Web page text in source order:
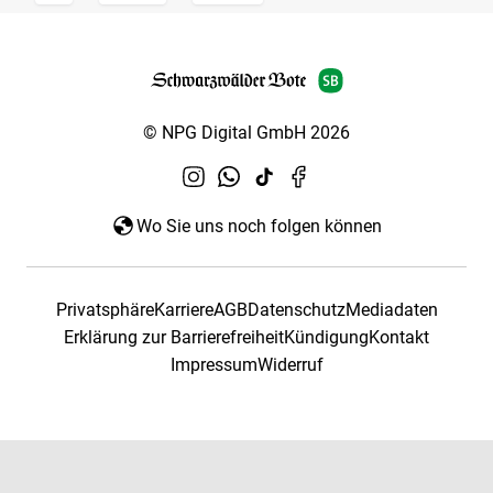
© NPG Digital GmbH 2026
Wo Sie uns noch folgen können
PrivatsphäreKarriereAGBDatenschutzMediadaten
Erklärung zur BarrierefreiheitKündigungKontakt
ImpressumWiderruf